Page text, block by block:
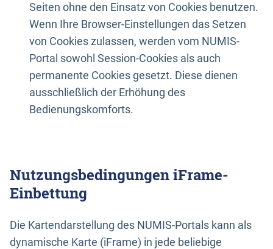
Seiten ohne den Einsatz von Cookies benutzen.
Wenn Ihre Browser-Einstellungen das Setzen
von Cookies zulassen, werden vom NUMIS-
Portal sowohl Session-Cookies als auch
permanente Cookies gesetzt. Diese dienen
ausschließlich der Erhöhung des
Bedienungskomforts.
Nutzungsbedingungen iFrame-
Einbettung
Die Kartendarstellung des NUMIS-Portals kann als
dynamische Karte (iFrame) in jede beliebige